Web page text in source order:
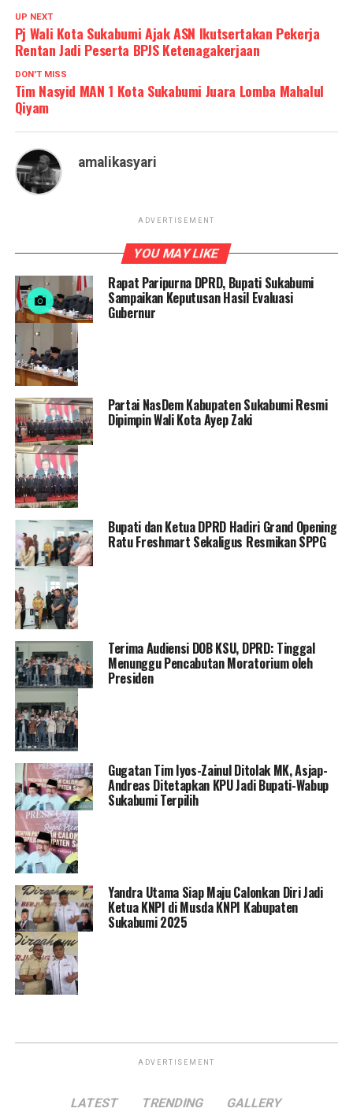
UP NEXT
Pj Wali Kota Sukabumi Ajak ASN Ikutsertakan Pekerja
Rentan Jadi Peserta BPJS Ketenagakerjaan
DON'T MISS
Tim Nasyid MAN 1 Kota Sukabumi Juara Lomba Mahalul
Qiyam
amalikasyari
ADVERTISEMENT
YOU MAY LIKE
Rapat Paripurna DPRD, Bupati Sukabumi
Sampaikan Keputusan Hasil Evaluasi
Gubernur
Partai NasDem Kabupaten Sukabumi Resmi
Dipimpin Wali Kota Ayep Zaki
Bupati dan Ketua DPRD Hadiri Grand Opening
Ratu Freshmart Sekaligus Resmikan SPPG
Terima Audiensi DOB KSU, DPRD: Tinggal
Menunggu Pencabutan Moratorium oleh
Presiden
Gugatan Tim Iyos-Zainul Ditolak MK, Asjap-
Andreas Ditetapkan KPU Jadi Bupati-Wabup
Sukabumi Terpilih
Yandra Utama Siap Maju Calonkan Diri Jadi
Ketua KNPI di Musda KNPI Kabupaten
Sukabumi 2025
ADVERTISEMENT
LATEST TRENDING GALLERY